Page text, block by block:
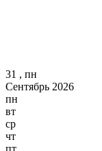
31 , пн
Сентябрь 2026
пн
вт
ср
чт
пт